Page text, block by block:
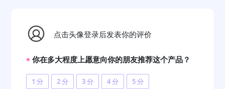
点击头像登录后发表你的评价
* 你在多大程度上愿意向你的朋友推荐这个产品？
1 分 2 分 3 分 4 分 5 分